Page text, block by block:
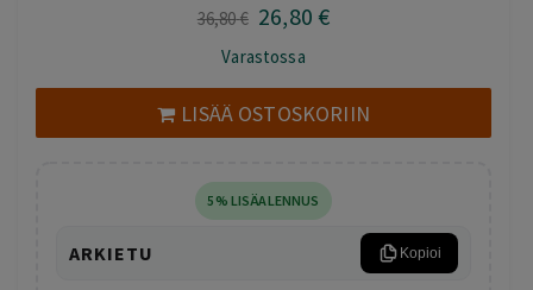
36,80€ Alkuperäinen
oli:
36,80 €.
26,80 €Nykyinen
26,80 €.
Varastossa
LISÄÄ OSTOSKORIIN
5% LISÄALENNUS
ARKIETU Kopioi